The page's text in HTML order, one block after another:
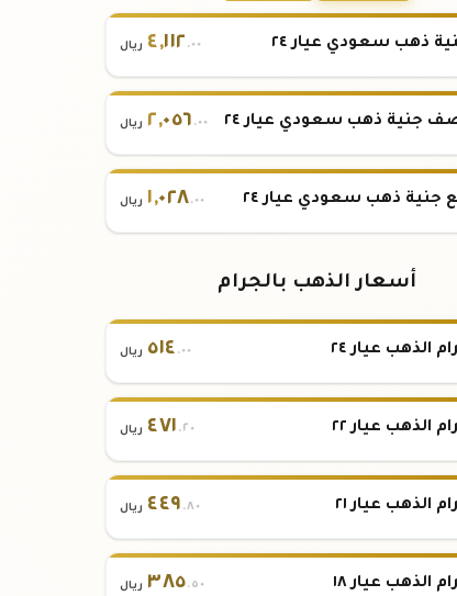
ذهب سعودي عيار ٢٤ ٤,١١٢ .٠٠ ريال
جنية ذهب سعودي عيار ٢٤ ٢,٠٥٦ .٠٠ ريال
جنية ذهب سعودي عيار ٢٤ ١,٠٢٨.٠٠ ريال
أسعار الذهب بالجرام
الذهب عيار ٢٤ ٥١٤ .٠٠ ريال
الذهب عيار ٢٢ ٤٧١ .٢٠ ريال
الذهب عيار ٢١ ٤٤٩ .٨٠ ريال
الذهب عيار ١٨ ٣٨٥.٥٠ ريال